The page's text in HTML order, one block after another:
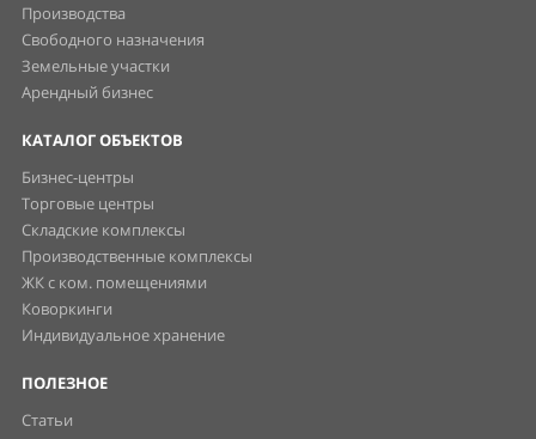
Производства
Свободного назначения
Земельные участки
Арендный бизнес
КАТАЛОГ ОБЪЕКТОВ
Бизнес-центры
Торговые центры
Складские комплексы
Производственные комплексы
ЖК с ком. помещениями
Коворкинги
Индивидуальное хранение
ПОЛЕЗНОЕ
Статьи